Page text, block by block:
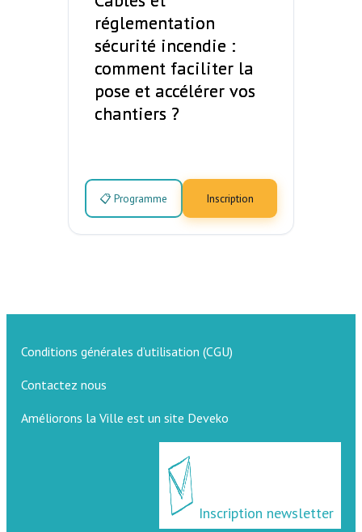
réglementation
sécurité incendie :
comment faciliter la
pose et accélérer vos
chantiers ?
📋 Programme Inscription
Conditions générales d’utilisation (CGU)
Contactez nous
Améliorons la Ville est un site Deveko
Inscription newsletter